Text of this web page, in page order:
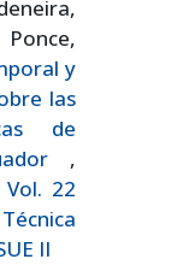
y
las
de
,
22
II